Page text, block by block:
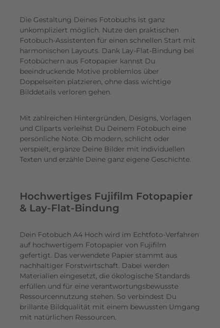
Die Gestaltung Deines Fotobuchs ist ganz
unkompliziert möglich. Nutze den praktischen
Fotobuch-Assistenten für einen schnellen Start mit
harmonischen Layouts. Dank Lay-Flat-Bindung bei
Fotobüchern aus Fotopapier kannst Du
beeindruckende Motive problemlos über
Doppelseiten platzieren, ohne dass wichtige
Bilddetails verloren gehen.
Mit zahlreichen Hintergründen, Designs, Vorlagen
und Cliparts verleihst Du Deinem Fotobuch eine
persönliche Note. Ob modern, schlicht oder
verspielt, ergänze Deine Bilder mit individuellen
Texten und erzähle Deine ganz eigene Geschichte.
Hochwertiges Fujifilm Fotopapier
& Lay-Flat-Bindung
Dein Fotobuch A4 Hoch wird im Echtfoto-Verfahren
auf hochwertigem Fotopapier von Fujifilm
gefertigt. Das verwendete Papier stammt aus
nachhaltiger Forstwirtschaft. Dabei werden
Materialien eingesetzt, die ökologische Standards
erfüllen und für eine verantwortungsbewusste
Ressourcennutzung stehen. So verbindest Du
brillante Bildqualität mit einem bewussten Umgang
mit natürlichen Ressourcen.